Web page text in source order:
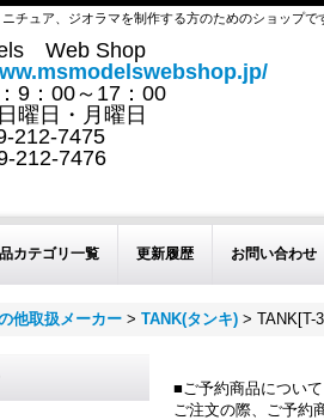
チュア、ジオラマを制作する方のためのショップ
Web Shop
9：00～17：00
曜日・月曜日
212-7475
212-7476
カテゴリ一覧 更新履歴 お問い合わせ
他取扱メーカー > TANK(タンキ) > TANK[T-
■ご予約商品について
ご注文の際、ご予約